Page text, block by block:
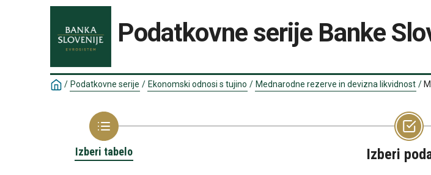
Podatkovne serije Banke
/ Podatkovne serije / Ekonomski odnosi s tujino / Mednarodne rezerve in devizna likvidnost /
Izberi tabelo Izberi